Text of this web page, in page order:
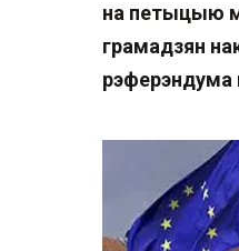
на петыцыю
грамадзян
рэферэндума